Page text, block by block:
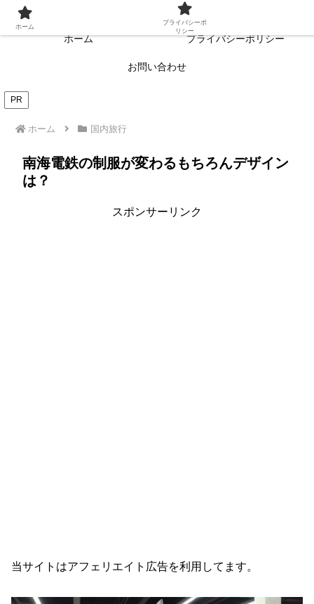
常に読者目線・読者ファーストを目指す!!
ホーム プライバシーポリシー
お問い合わせ
PR
ホーム 国内旅行
南海電鉄の制服が変わるもちろんデザイン
は？
スポンサーリンク
当サイトはアフェリエイト広告を利用してます。
ホーム
プライバシーポ
リシー